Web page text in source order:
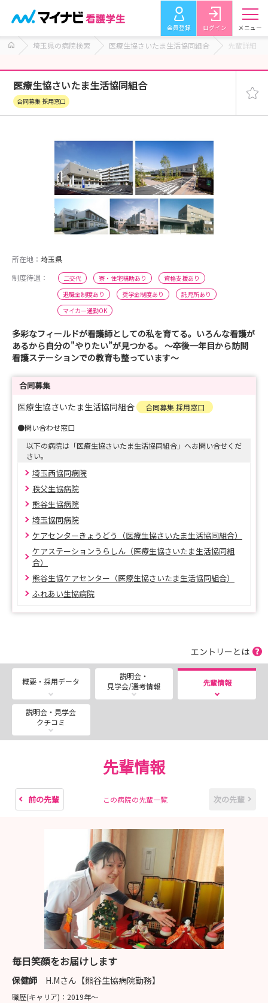
会員登録 ログイン メニュー
埼玉県の病院検索 医療生協さいたま生活協同組合 先輩詳細
医療生協さいたま生活協同組合
合同募集 採用窓口
所在地： 埼玉県
制度待遇：
二交代 寮・住宅補助あり
資格支援あり
退職金制度あり
奨学金制度あり
託児所あり
マイカー通勤OK
多彩なフィールドが看護師としての私を育てる。いろんな看護が
あるから自分の"やりたい”が見つかる。 ～卒後一年目から訪問
看護ステーションでの教育も整っています～
合同募集
医療生協さいたま生活協同組合
合同募集 採用窓口
●問い合わせ窓口
以下の病院は「医療生協さいたま生活協同組合」へお問い合せくだ
さい。
埼玉西協同病院
秩父生協病院
熊谷生協病院
埼玉協同病院
ケアセンターきょうどう（医療生協さいたま生活協同組合）
ケアステーションうらしん（医療生協さいたま生活協同組
合）
熊谷生協ケアセンター（医療生協さいたま生活協同組合）
ふれあい生協病院
エントリーとは
概要・採用データ
説明会・
見学会/選考情報
先輩情報
説明会・見学会
クチコミ
先輩情報
前の先輩 この病院の先輩一覧 次の先輩
毎日笑顔をお届けします
保健師 H.Mさん【熊谷生協病院勤務】
職歴(キャリア)： 2019年〜